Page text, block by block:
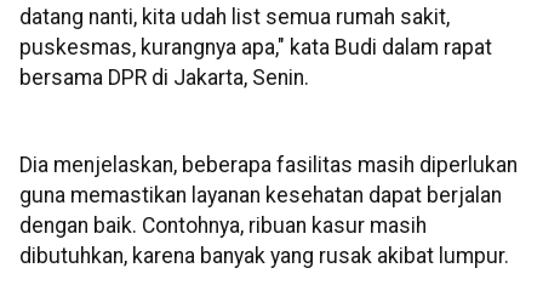
datang nanti, kita udah list semua rumah sakit,
puskesmas, kurangnya apa," kata Budi dalam rapat
bersama DPR di Jakarta, Senin.
Dia menjelaskan, beberapa fasilitas masih diperlukan
guna memastikan layanan kesehatan dapat berjalan
dengan baik. Contohnya, ribuan kasur masih
dibutuhkan, karena banyak yang rusak akibat lumpur.